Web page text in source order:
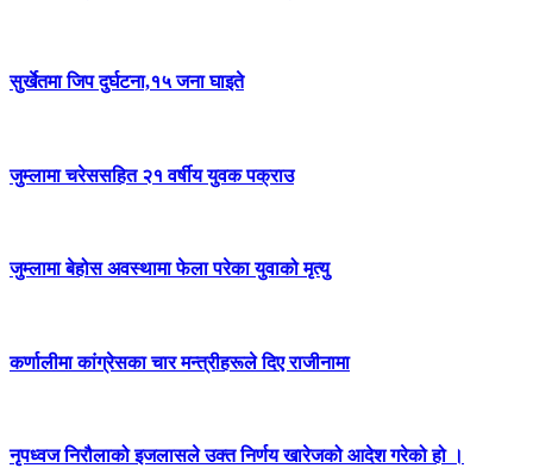
सुर्खेतमा जिप दुर्घटना,१५ जना घाइते
जुम्लामा चरेससहित २१ वर्षीय युवक पक्राउ
जुम्लामा बेहोस अवस्थामा फेला परेका युवाको मृत्यु
कर्णालीमा कांग्रेसका चार मन्त्रीहरूले दिए राजीनामा
नृपध्वज निरौलाको इजलासले उक्त निर्णय खारेजको आदेश गरेको हो ।